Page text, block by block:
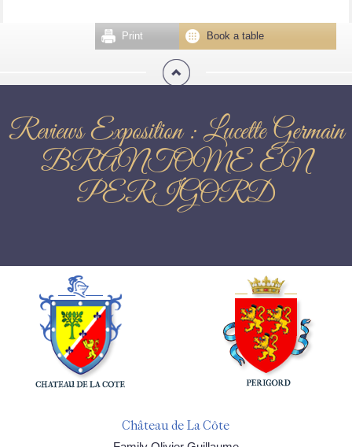
Book a table
Print
Reviews Exposition : Lucette Germain
BRANTOME EN
PERIGORD
Château de La Côte